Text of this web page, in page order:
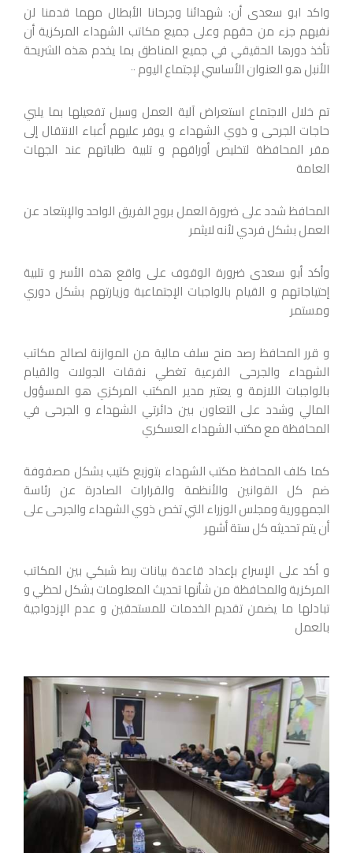
واكد ابو سعدى أن: شهدائنا وجرحانا الأبطال مهما قدمنا لن
نفيهم جزء من حقهم وعلى جميع مكاتب الشهداء المركزية أن
تأخذ دورها الحقيقي في جميع المناطق بما يخدم هذه الشريحة
الأنبل هو العنوان الأساسي لإجتماع اليوم ٠٠
تم خلال الاجتماع استعراض آلية العمل وسبل تفعيلها بما يلبي
حاجات الجرحى و ذوي الشهداء و يوفر عليهم أعباء الانتقال إلى
مقر المحافظة لتخليص أوراقهم و تلبية طلباتهم عند الجهات
العامة
المحافظ شدد على ضرورة العمل بروح الفريق الواحد والإبتعاد عن
العمل بشكل فردي لأنه لايثمر
وأكد أبو سعدى ضرورة الوقوف على واقع هذه الأسر و تلبية
إحتياجاتهم و القيام بالواجبات الإجتماعية وزيارتهم بشكل دوري
ومستمر
و قرر المحافظ رصد منح سلف مالية من الموازنة لصالح مكاتب
الشهداء والجرحى الفرعية تغطي نفقات الجولات والقيام
بالواجبات اللازمة و يعتبر مدير المكتب المركزي هو المسؤول
المالي وشدد على التعاون بين دائرتي الشهداء و الجرحى في
المحافظة مع مكتب الشهداء العسكري
كما كلف المحافظ مكتب الشهداء بتوزبع كتيب بشكل مصفوفة
ضم كل القوانين والأنظمة والقرارات الصادرة عن رئاسة
الجمهورية ومجلس الوزراء التي تخص ذوي الشهداء والجرحى على
أن يتم تحديثه كل ستة أشهر
و أكد على الإسراع بإعداد قاعدة بيانات ربط شبكي بين المكاتب
المركزية والمحافظة من شأنها تحديث المعلومات بشكل لحظي و
تبادلها ما يضمن تقديم الخدمات للمستحقين و عدم الإزدواجية
بالعمل